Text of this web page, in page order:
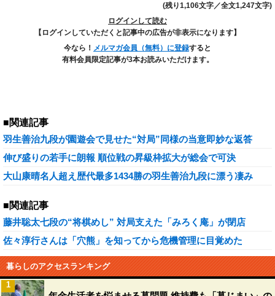
(残り1,106文字／全文1,247文字)
ログインして読む
【ログインしていただくと記事中の広告が非表示になります】
今なら！ メルマガ会員（無料）に登録すると
有料会員限定記事が3本お読みいただけます。
■関連記事
羽生善治九段が園遊会で見せた“対局”同様の当意即妙な返答
伸び盛りの若手に朗報 順位戦の昇級枠拡大が総会で可決
大山康晴名人超え歴代最多1434勝の羽生善治九段に漂う凄み
■関連記事
藤井聡太七段の“将棋めし” 対局支えた「みろく庵」が閉店
佐々淳行さんは「穴熊」を知ってから危機管理に目覚めた
暮らしのアクセスランキング
1